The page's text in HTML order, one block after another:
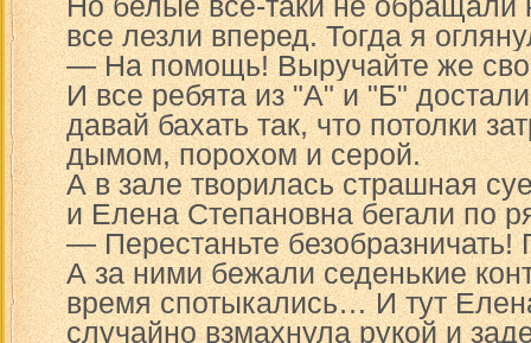
все лезли вперед. Тогда я
— На помощь! Выручайте же
И все ребята из "А" и "Б"
давай бахать так, что потолки
дымом, порохом и серой.
А в зале творилась страшная
и Елена Степановна бегали по
— Перестаньте безобразничать!
А за ними бежали седенькие
время спотыкались… И тут
случайно взмахнула рукой и